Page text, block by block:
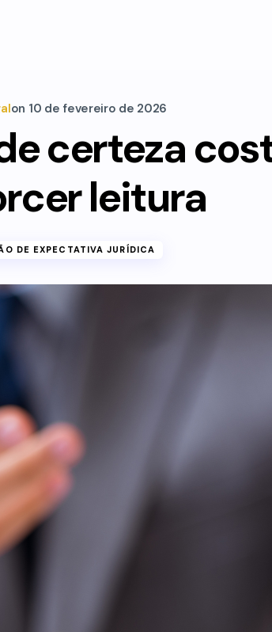
on 10 de fevereiro de 2026
certeza
leitura
DE EXPECTATIVA JURÍDICA